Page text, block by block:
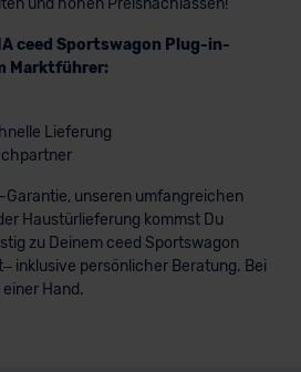
ceed Sportswagon Plug-in-
Marktführer:
Lieferung
Garantie, unseren umfangreichen
Haustürlieferung kommst Du
zu Deinem ceed Sportswagon
inklusive persönlicher Beratung. Bei
Hand.